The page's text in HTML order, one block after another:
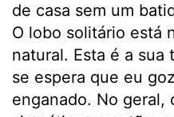
de casa sem um
O lobo solitário está
natural. Esta é a sua
se espera que eu
enganado. No geral,